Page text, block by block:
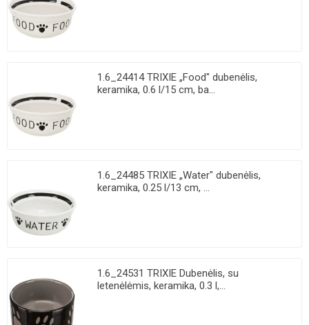
1.6_24414 TRIXIE „Food" dubenėlis,
keramika, 0.6 l/15 cm, ba...
1.6_24485 TRIXIE „Water" dubenėlis,
keramika, 0.25 l/13 cm, ...
1.6_24531 TRIXIE Dubenėlis, su
letenėlėmis, keramika, 0.3 l,...